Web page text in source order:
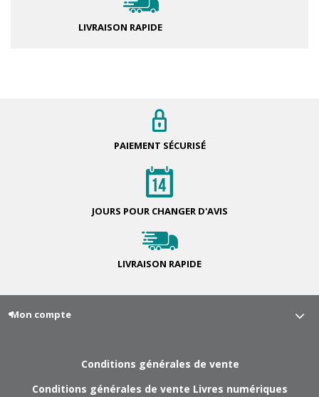
LIVRAISON RAPIDE
PAIEMENT SÉCURISÉ
JOURS POUR CHANGER D'AVIS
LIVRAISON RAPIDE
Mon compte
Conditions générales de vente
Conditions générales de vente Livres numériques